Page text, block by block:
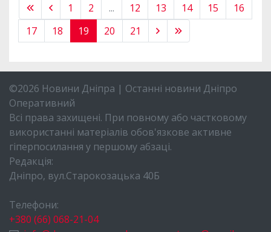
1 2 ... 12 13 14 15
16
17
18 19 20 21
©2026 Новини Дніпра | Останні новини Дніпро
Оперативний
Всі права захищені. При повному або частковому
використанні матеріалів обов'язкове активне
гіперпосилання у першому абзаці.
Редакція:
Дніпро, вул.Старокозацька 40Б
Телефони:
+380 (66) 068-21-04